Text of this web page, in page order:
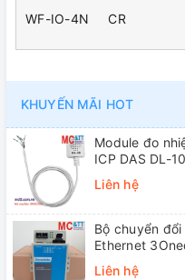
WF-IO-4N CR
KHUYẾN MÃI HOT
Module đo
ICP DAS DL-
Liên hệ
Bộ chuyển
Ethernet
Liên hệ